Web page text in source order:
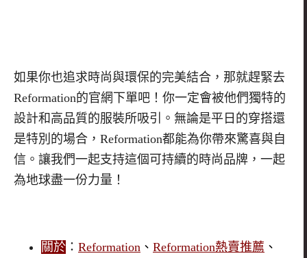
如果你也追求時尚與環保的完美結合，那就趕緊去
Reformation的官網下單吧！你一定會被他們獨特的
設計和高品質的服裝所吸引。無論是平日的穿搭還
是特別的場合， Reformation都能為你帶來驚喜與自
信。讓我們一起支持這個可持續的時尚品牌，一起
為地球盡一份力量！
關於 ： Reformation 、 Reformation熱賣推薦 、